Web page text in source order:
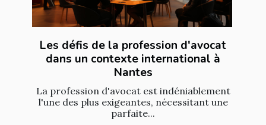
Les défis de la profession d'avocat
dans un contexte international à
Nantes
La profession d'avocat est indéniablement
l'une des plus exigeantes, nécessitant une
parfaite...